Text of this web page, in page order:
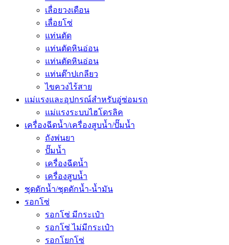
เลื่อยวงเดือน
เลื่อยโซ่
แท่นตัด
แท่นตัดหินอ่อน
แท่นตัดหินอ่อน
แท่นต๊าปเกลียว
ไขควงไร้สาย
แม่แรงและอุปกรณ์สำหรับอู่ซ่อมรถ
แม่แรงระบบไฮโดรลิค
เครื่องฉีดน้ำ/เครื่องสูบน้ำ/ปั๊มน้ำ
ถังพ่นยา
ปั๊มน้ำ
เครื่องฉีดน้ำ
เครื่องสูบน้ำ
ชุดดักน้ำ/ชุดดักน้ำ-น้ำมัน
รอกโซ่
รอกโซ่ มีกระเป๋า
รอกโซ่ ไม่มีกระเป๋า
รอกโยกโซ่